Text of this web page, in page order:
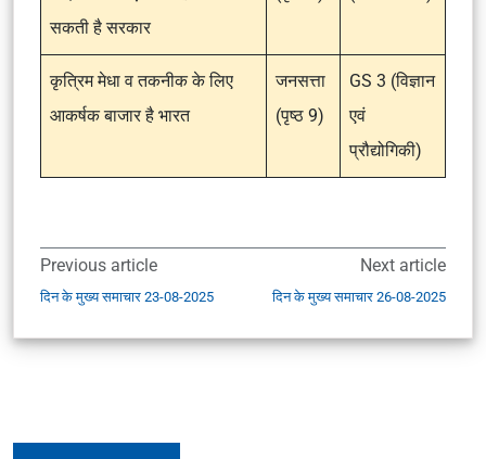
सकती है सरकार
कृत्रिम मेधा व तकनीक के लिए
आकर्षक बाजार है भारत
जनसत्ता
(पृष्ठ 9)
GS 3 (विज्ञान
एवं
प्रौद्योगिकी)
Previous article
दिन के मुख्य समाचार 23-08-2025
Next article
दिन के मुख्य समाचार 26-08-2025